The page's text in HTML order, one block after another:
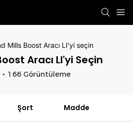
Mills Boost Aracı LI'yi seçin
Aracı LI'yi Seçin
166 Görüntüleme
Şort Madde